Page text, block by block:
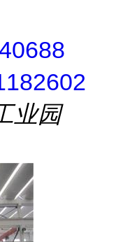
业园